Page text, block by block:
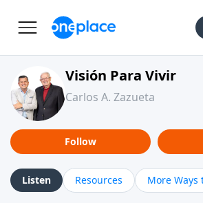
Visión Para Vivir
Carlos A. Zazueta
Follow
Listen Resources More Ways